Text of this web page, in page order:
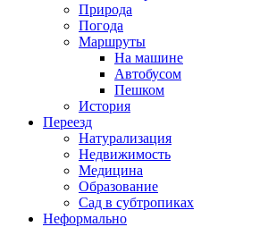
Природа
Погода
Маршруты
На машине
Автобусом
Пешком
История
Переезд
Натурализация
Недвижимость
Медицина
Образование
Сад в субтропиках
Неформально